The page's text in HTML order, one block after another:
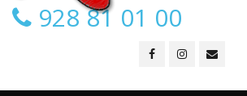
928 81 01 00